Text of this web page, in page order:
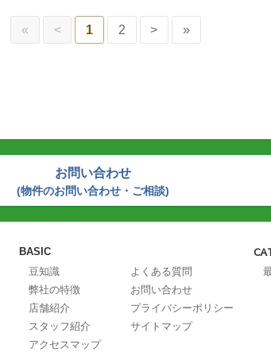
« < 1 2 > »
お問い合わせ
(物件のお問い合わせ・ご相談)
BASIC
豆知識
弊社の特徴
店舗紹介
スタッフ紹介
アクセスマップ
よくある質問
お問い合わせ
プライバシーポリシー
サイトマップ